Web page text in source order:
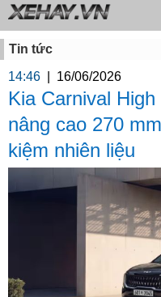
Tin tức
14:46
16/06/2026
Kia Carnival
nâng cao 270
kiệm nhiên liệu